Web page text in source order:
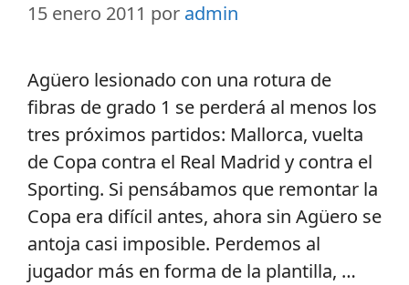
15 enero 2011 por admin
Agüero lesionado con una rotura de
fibras de grado 1 se perderá al menos los
tres próximos partidos: Mallorca, vuelta
de Copa contra el Real Madrid y contra el
Sporting. Si pensábamos que remontar la
Copa era difícil antes, ahora sin Agüero se
antoja casi imposible. Perdemos al
jugador más en forma de la plantilla, …